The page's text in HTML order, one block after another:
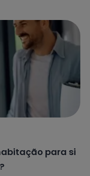
para si